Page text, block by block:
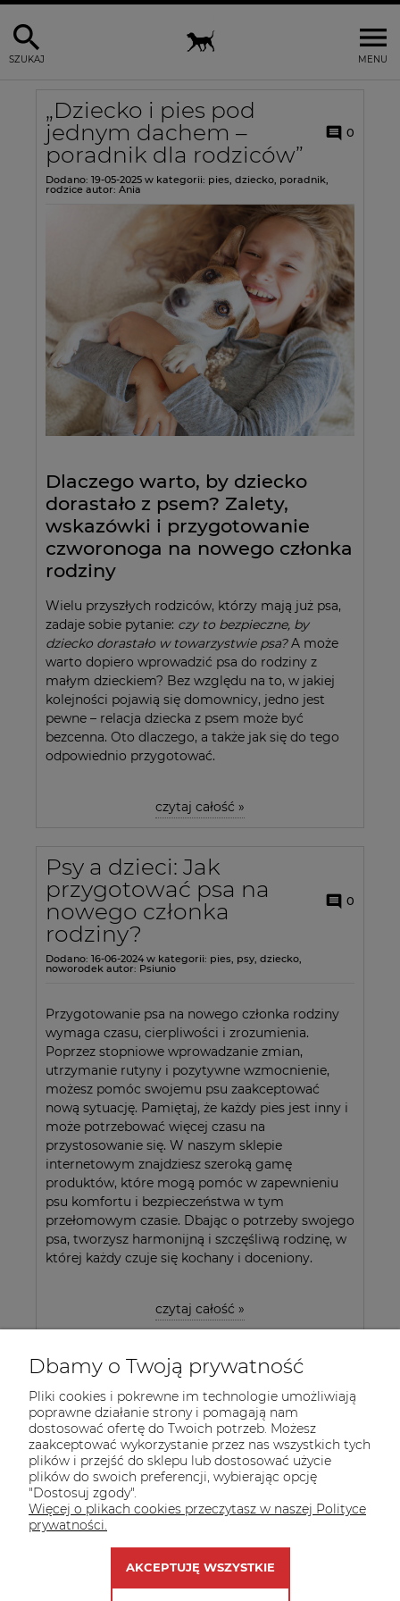
MENU
SZUKAJ
„Dziecko i pies pod
jednym dachem –
poradnik dla rodziców”
0
Dodano: 19-05-2025 w kategorii: pies, dziecko, poradnik,
rodzice autor: Ania
Dlaczego warto, by dziecko
dorastało z psem? Zalety,
wskazówki i przygotowanie
czworonoga na nowego członka
rodziny
Wielu przyszłych rodziców, którzy mają już psa,
zadaje sobie pytanie: czy to bezpieczne, by
dziecko dorastało w towarzystwie psa?A może
warto dopiero wprowadzić psa do rodziny z
małym dzieckiem? Bez względu na to, w jakiej
kolejności pojawią się domownicy, jedno jest
pewne – relacja dziecka z psem może być
bezcenna. Oto dlaczego, a także jak się do tego
odpowiednio przygotować.
czytaj całość »
Psy a dzieci: Jak
przygotować psa na
nowego członka
rodziny?
0
Dodano: 16-06-2024w kategorii: pies, psy, dziecko,
noworodek autor: Psiunio
Przygotowanie psa na nowego członka rodziny
wymaga czasu, cierpliwości i zrozumienia.
Poprzez stopniowe wprowadzanie zmian,
utrzymanie rutyny i pozytywne wzmocnienie,
możesz pomóc swojemu psu zaakceptować
nową sytuację. Pamiętaj, że każdy pies jest inny i
może potrzebować więcej czasu na
przystosowanie się. W naszym sklepie
internetowym znajdziesz szeroką gamę
produktów, które mogą pomóc w zapewnieniu
psu komfortu i bezpieczeństwa w tym
przełomowym czasie. Dbając o potrzeby swojego
psa, tworzysz harmonijną i szczęśliwą rodzinę, w
której każdy czuje się kochany i doceniony.
czytaj całość »
INFORMACJE
Dbamy o Twoją prywatność
Pliki cookies i pokrewne im technologie umożliwiają
poprawne działanie strony i pomagają nam
dostosować ofertę do Twoich potrzeb. Możesz
zaakceptować wykorzystanie przez nas wszystkich tych
plików i przejść do sklepu lub dostosować użycie
plików do swoich preferencji, wybierając opcję
"Dostosuj zgody".
Więcej o plikach cookies przeczytasz w naszej Polityce
prywatności.
AKCEPTUJĘ WSZYSTKIE